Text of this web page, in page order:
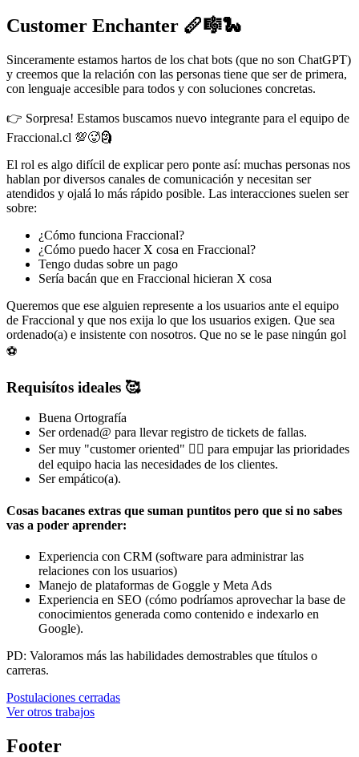
Customer Enchanter 🪈🎼🐍
Sinceramente estamos hartos de los chat bots (que no son ChatGPT)
y creemos que la relación con las personas tiene que ser de primera,
con lenguaje accesible para todos y con soluciones concretas.
👉 Sorpresa! Estamos buscamos nuevo integrante para el equipo de
Fraccional.cl 💯🥵🗿
El rol es algo difícil de explicar pero ponte así: muchas personas nos
hablan por diversos canales de comunicación y necesitan ser
atendidos y ojalá lo más rápido posible. Las interacciones suelen ser
sobre:
¿Cómo funciona Fraccional?
¿Cómo puedo hacer X cosa en Fraccional?
Tengo dudas sobre un pago
Sería bacán que en Fraccional hicieran X cosa
Queremos que ese alguien represente a los usuarios ante el equipo
de Fraccional y que nos exija lo que los usuarios exigen. Que sea
ordenado(a) e insistente con nosotros. Que no se le pase ningún gol
⚽️
Requisítos ideales 🥰
Buena Ortografía
Ser ordenad@ para llevar registro de tickets de fallas.
Ser muy "customer oriented" 💁‍♂️ para empujar las prioridades
del equipo hacia las necesidades de los clientes.
Ser empático(a).
Cosas bacanes extras que suman puntitos pero que si no sabes
vas a poder aprender:
Experiencia con CRM (software para administrar las
relaciones con los usuarios)
Manejo de plataformas de Goggle y Meta Ads
Experiencia en SEO (cómo podríamos aprovechar la base de
conocimientos generada como contenido e indexarlo en
Google).
PD: Valoramos más las habilidades demostrables que títulos o
carreras.
Postulaciones cerradas
Ver otros trabajos
Footer